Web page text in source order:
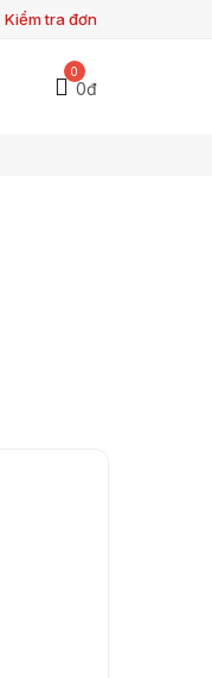
Kiểm tra đơn
0
0đ